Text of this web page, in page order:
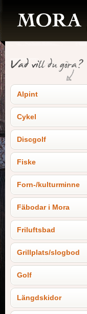
Alpint
Cykel
Discgolf
Fiske
Forn-/kulturminne
Fäbodar i Mora
Friluftsbad
Grillplats/slogbod
Golf
Längdskidor